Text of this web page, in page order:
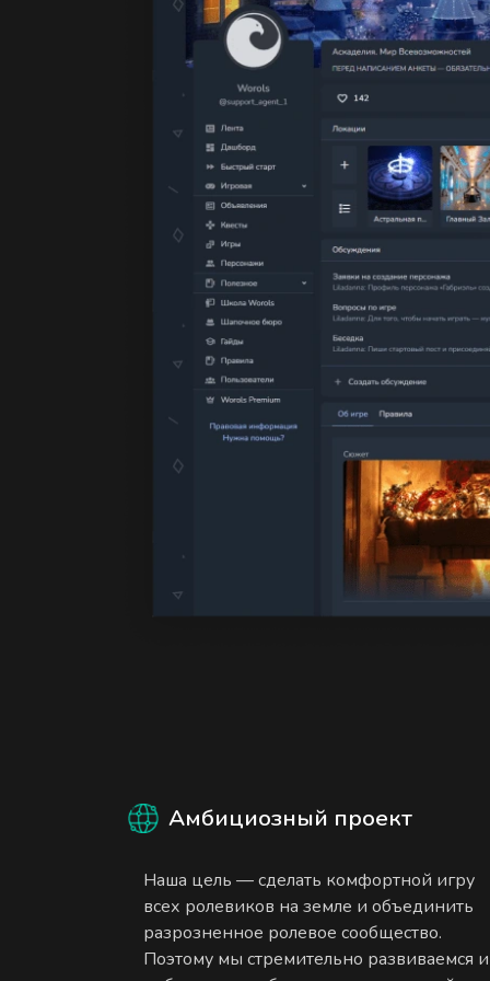
Амбициозный проект
Наша цель — сделать комфортной игру
всех ролевиков на земле и объединить
разрозненное ролевое сообщество.
Поэтому мы стремительно развиваемся и